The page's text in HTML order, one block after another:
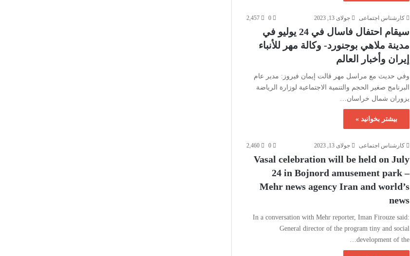
کارشناس اجتماعی جولای 13, 2023 0
2,457
سيقام احتفال فاسال في 24 يوليو في
مدينة ملاهي بوجنورد- وكالة مهر للأنباء
إيران وأخبار العالم
وفي حديث مع مراسل مهر قالت إيمان فيروز: مدير عام
البرنامج صغير الحجم والتنمية الاجتماعية لوزارة الرياضة
يزوران شمال خراسان…
بیشتر بخوانید »
کارشناس اجتماعی جولای 13, 2023 0
2,460
Vasal celebration will be held on July
24 in Bojnord amusement park –
Mehr news agency Iran and world’s
news
In a conversation with Mehr reporter, Iman Firouze said:
General director of the program tiny and social
development of the…